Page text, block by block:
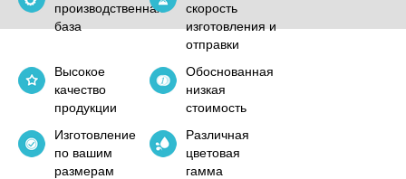
производственная
база
скорость
изготовления и
отправки
Высокое
качество
продукции
Обоснованная
низкая
стоимость
Изготовление
по вашим
размерам
Различная
цветовая
гамма